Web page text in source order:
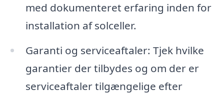
med dokumenteret erfaring inden for
installation af solceller.
Garanti og serviceaftaler: Tjek hvilke
garantier der tilbydes og om der er
serviceaftaler tilgængelige efter